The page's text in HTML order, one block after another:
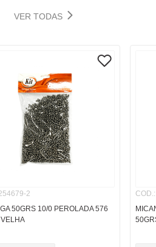
VER TODAS
2
50GRS 10/0 PEROLADA 576
VELHA
COD.: